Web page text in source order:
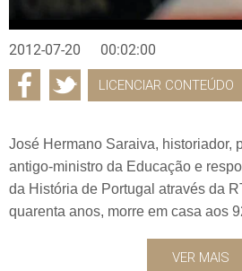
2012-07-20 00:02:00
LICENCIAR CONTEÚDO
José Hermano Saraiva, historiador,
antigo-ministro da Educação e
da História de Portugal através da
quarenta anos, morre em casa aos
VER MAIS